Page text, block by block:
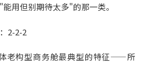
用但别期待太多"的那一类。
2-2-2
老构型商务舱最典型的特征——所